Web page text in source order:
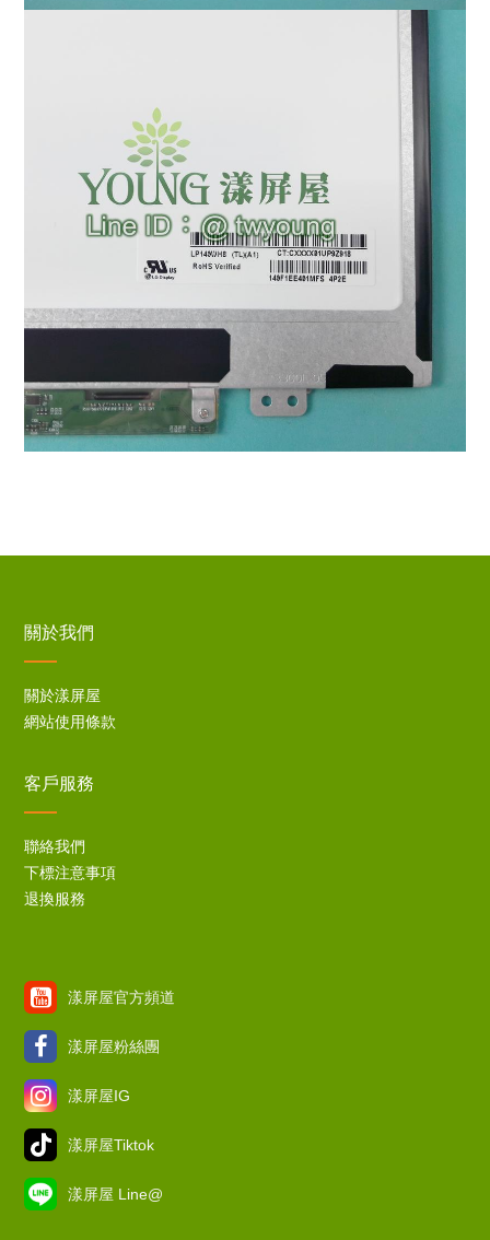
關於我們
關於漾屏屋
網站使用條款
客戶服務
聯絡我們
下標注意事項
退換服務
漾屏屋官方頻道
漾屏屋粉絲團
漾屏屋IG
漾屏屋Tiktok
漾屏屋 Line@